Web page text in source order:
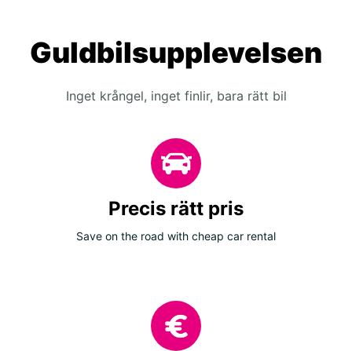
Guldbilsupplevelsen
Inget krångel, inget finlir, bara rätt bil
Precis rätt pris
Save on the road with cheap car rental